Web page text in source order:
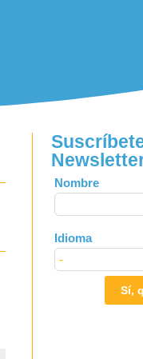
Leave
this
field
blank
Nombre
Idioma
Sí,